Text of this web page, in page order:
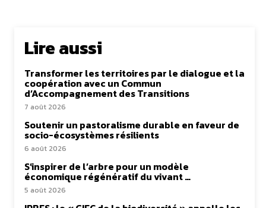
Lire aussi
Transformer les territoires par le dialogue et la
coopération avec un Commun
d’Accompagnement des Transitions
7 août 2026
Soutenir un pastoralisme durable en faveur de
socio-écosystèmes résilients
6 août 2026
S’inspirer de l’arbre pour un modèle
économique régénératif du vivant …
5 août 2026